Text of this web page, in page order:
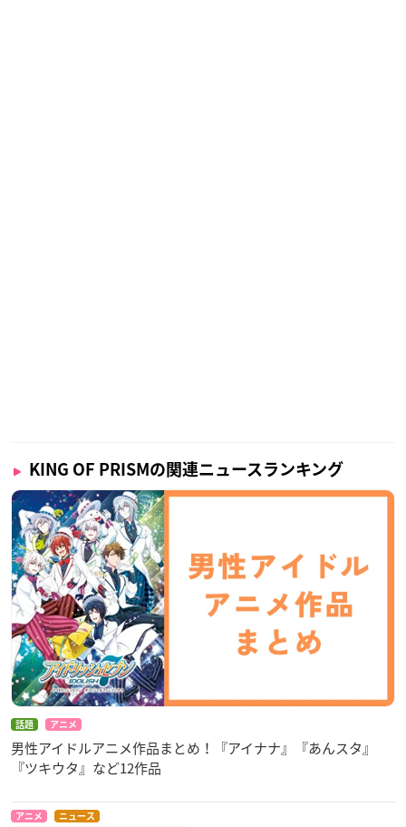
KING OF PRISMの関連ニュースランキング
話題 アニメ
男性アイドルアニメ作品まとめ！『アイナナ』『あんスタ』
『ツキウタ』など12作品
アニメ ニュース